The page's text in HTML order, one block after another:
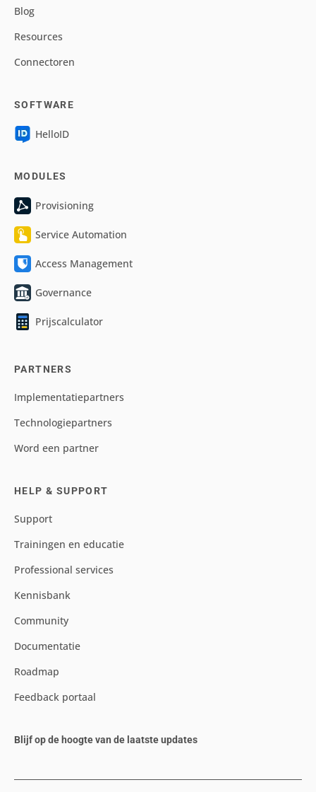
Blog
Resources
Connectoren
SOFTWARE
HelloID
MODULES
Provisioning
Service Automation
Access Management
Governance
Prijscalculator
PARTNERS
Implementatiepartners
Technologiepartners
Word een partner
HELP & SUPPORT
Support
Trainingen en educatie
Professional services
Kennisbank
Community
Documentatie
Roadmap
Feedback portaal
Blijf op de hoogte van de laatste updates